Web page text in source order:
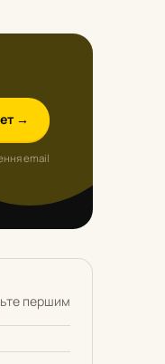
→
email
першим